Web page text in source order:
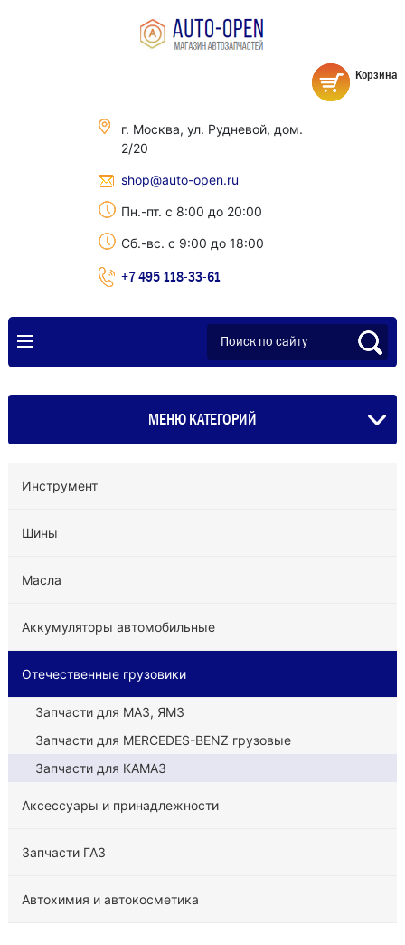
г. Москва, ул. Рудневой, дом.
2/20
shop@auto-open.ru
Пн.-пт. с 8:00 до 20:00
Сб.-вс. с 9:00 до 18:00
+7 495 118-33-61
Корзина
МЕНЮ КАТЕГОРИЙ
Инструмент
Шины
Масла
Аккумуляторы автомобильные
Отечественные грузовики
Запчасти для МАЗ, ЯМЗ
Запчасти для MERCEDES-BENZ грузовые
Запчасти для КАМАЗ
Аксессуары и принадлежности
Запчасти ГАЗ
Автохимия и автокосметика